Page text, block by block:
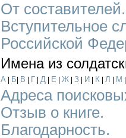
От составителей.
Вступительное
Российской
Имена из
А Б В Г Д Е Ж З И К Л М
Адреса
Отзыв о книге.
Благодарность.